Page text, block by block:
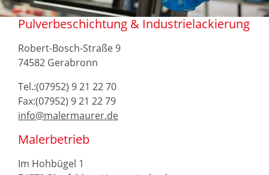
Pulverbeschichtung & Industrielackierung
Robert-Bosch-Straße 9
74582 Gerabronn
Tel.:(07952) 9 21 22 70
Fax:(07952) 9 21 22 79
info@malermaurer.de
Malerbetrieb
Im Hohbügel 1